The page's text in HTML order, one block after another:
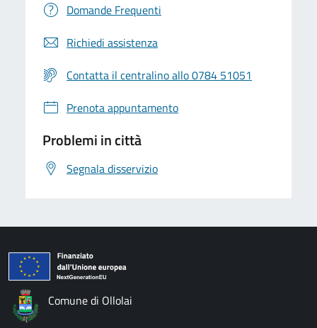
Domande Frequenti
Richiedi assistenza
Contatta il centralino allo 0784 51051
Prenota appuntamento
Problemi in città
Segnala disservizio
Comune di Ollolai